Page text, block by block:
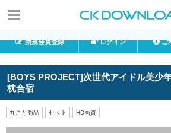
新規会員登録 ログイン ご
[BOYS PROJECT]次世代アイドル美少
枕合宿
丸ごと商品 セット HD画質